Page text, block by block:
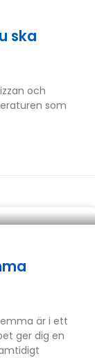
ska
och
som
är i ett
ger dig en